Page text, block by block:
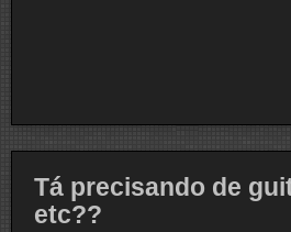
Tá precisando de
etc??